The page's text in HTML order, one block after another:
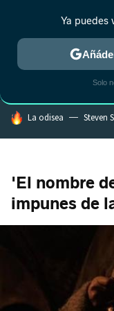
ESTRENOS
HOY SE HABLA DE
La odisea Steven
'El nombre
impunes de
Ya puedes
Solo